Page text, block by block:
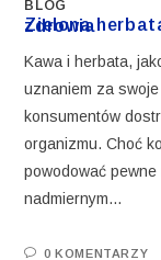
BLOG
Zielona herbata czy kawa? Co jest lepsze dla zdrowia
Kawa i herbata,
uznaniem za
konsumentów
organizmu. Choć
powodować
nadmiernym…
0 KOMENTARZY